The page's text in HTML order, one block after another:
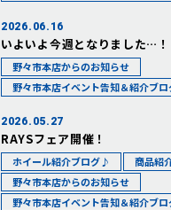
2026.06.16
いよいよ今週となりました…！
野々市本店からのお知らせ
野々市本店イベント告知＆紹介ブロ
2026.05.27
RAYSフェア開催！
ホイール紹介ブログ♪
商品紹
野々市本店からのお知らせ
野々市本店イベント告知＆紹介ブロ